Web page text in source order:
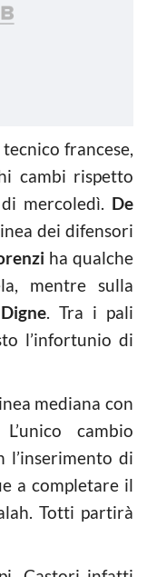
francese,
cambi rispetto
mercoledì. De
dei difensori
ha qualche
mentre sulla
Digne. Tra i pali
l’infortunio di
mediana con
cambio
l’inserimento di
a completare il
Totti partirà